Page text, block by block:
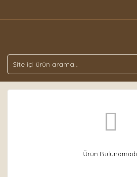
Ürün Bulunamadı.